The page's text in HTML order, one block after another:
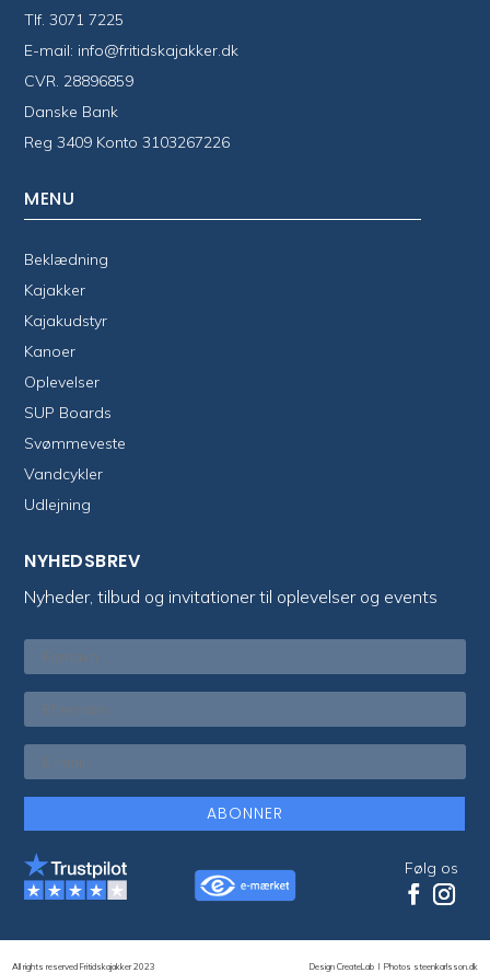
Tlf.3071 7225
E-mail: info@fritidskajakker.dk
CVR. 28896859
Danske Bank
Reg 3409 Konto 3103267226
MENU
Beklædning
Kajakker
Kajakudstyr
Kanoer
Oplevelser
SUP Boards
Svømmeveste
Vandcykler
Udlejning
NYHEDSBREV
Nyheder, tilbud og invitationer til oplevelser og events
ABONNER
Følg os
All rights reserved Fritidskajakker 2023 Design CreateLab IPhotos steenkarlsson.dk